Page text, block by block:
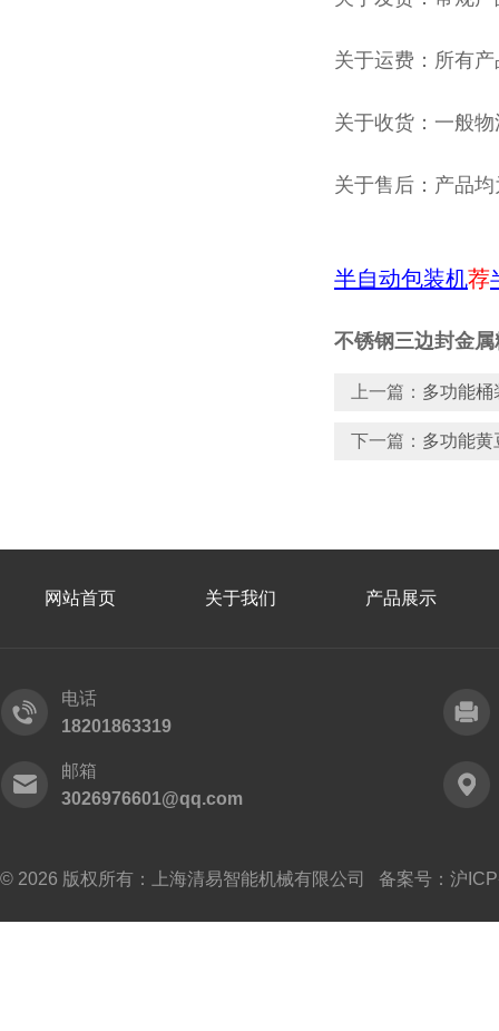
关于运费：所有
关于收货：一般
关于售后：产品
半自动包装机荐
不锈钢三边封金
上一篇： 多功能桶
下一篇： 多功能黄
网站首页 关于我们 产品展示
电话
18201863319
邮箱
3026976601@qq.com
© 2026 版权所有：上海清易智能机械有限公司 备案号： 沪